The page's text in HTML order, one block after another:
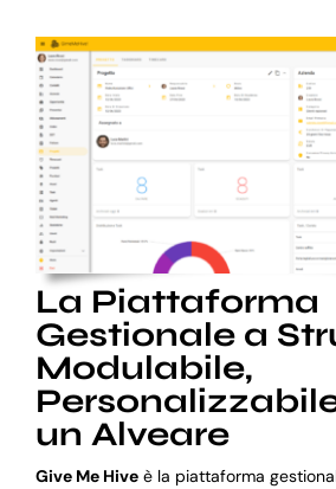
La Piattaforma
Gestionale a
Modulabile,
un Alveare
Give Me Hiveè la piattaforma